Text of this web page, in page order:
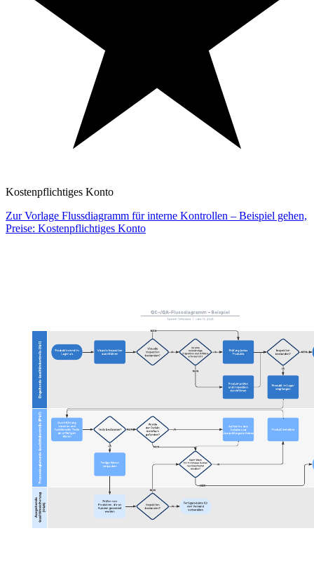
Kostenpflichtiges Konto
Zur Vorlage Flussdiagramm für interne Kontrollen – Beispiel gehen,
Preise: Kostenpflichtiges Konto